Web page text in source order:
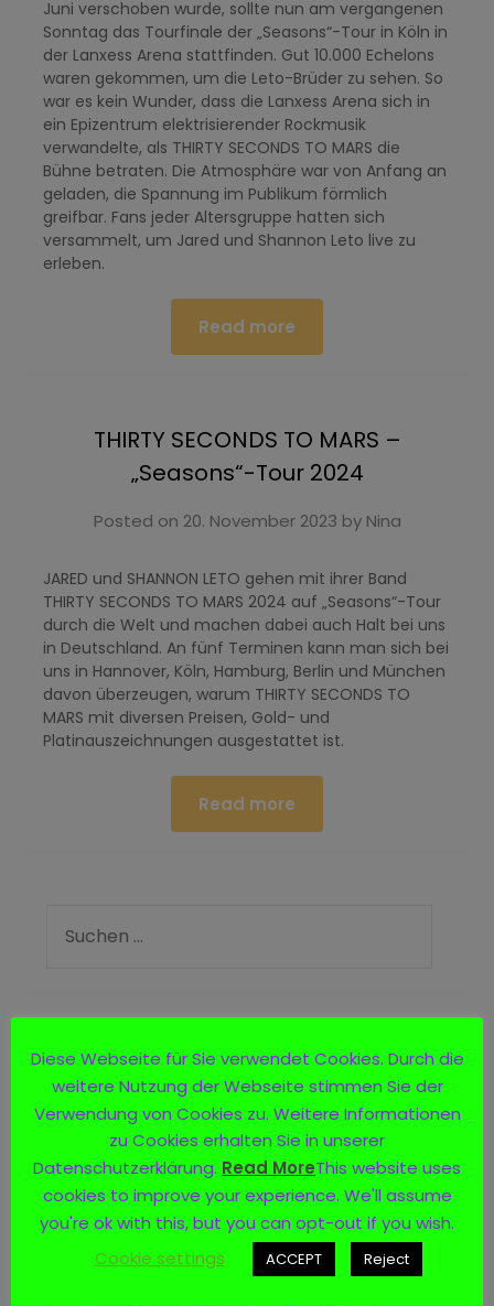
Juni verschoben wurde, sollte nun am vergangenen
Sonntag das Tourfinale der „Seasons“-Tour in Köln in
der Lanxess Arena stattfinden. Gut 10.000 Echelons
waren gekommen, um die Leto-Brüder zu sehen. So
war es kein Wunder, dass die Lanxess Arena sich in
ein Epizentrum elektrisierender Rockmusik
verwandelte, als THIRTY SECONDS TO MARS die
Bühne betraten. Die Atmosphäre war von Anfang an
geladen, die Spannung im Publikum förmlich
greifbar. Fans jeder Altersgruppe hatten sich
versammelt, um Jared und Shannon Leto live zu
erleben.
Read more
THIRTY SECONDS TO MARS –
„Seasons“-Tour 2024
Posted on 20. November 2023 by Nina
JARED und SHANNON LETO gehen mit ihrer Band
THIRTY SECONDS TO MARS 2024 auf „Seasons“-Tour
durch die Welt und machen dabei auch Halt bei uns
in Deutschland. An fünf Terminen kann man sich bei
uns in Hannover, Köln, Hamburg, Berlin und München
davon überzeugen, warum THIRTY SECONDS TO
MARS mit diversen Preisen, Gold- und
Platinauszeichnungen ausgestattet ist.
Read more
Logo
Diese Webseite für Sie verwendet Cookies. Durch die
weitere Nutzung der Webseite stimmen Sie der
Verwendung von Cookies zu. Weitere Informationen
zu Cookies erhalten Sie in unserer
Datenschutzerklärung. Read MoreThis website uses
cookies to improve your experience. We'll assume
you're ok with this, but you can opt-out if you wish.
Cookie settings
ACCEPT Reject